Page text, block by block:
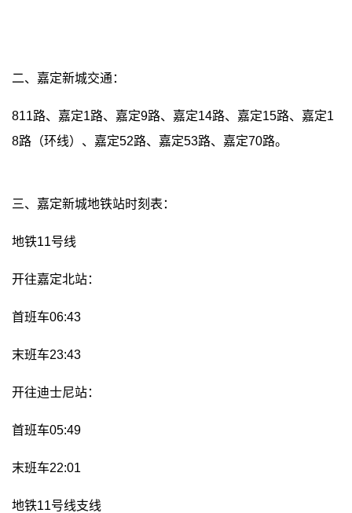
二、嘉定新城交通：
811路、嘉定1路、嘉定9路、嘉定14路、嘉定15路、嘉定1
8路（环线）、嘉定52路、嘉定53路、嘉定70路。
三、嘉定新城地铁站时刻表：
地铁11号线
开往嘉定北站：
首班车06:43
末班车23:43
开往迪士尼站：
首班车05:49
末班车22:01
地铁11号线支线